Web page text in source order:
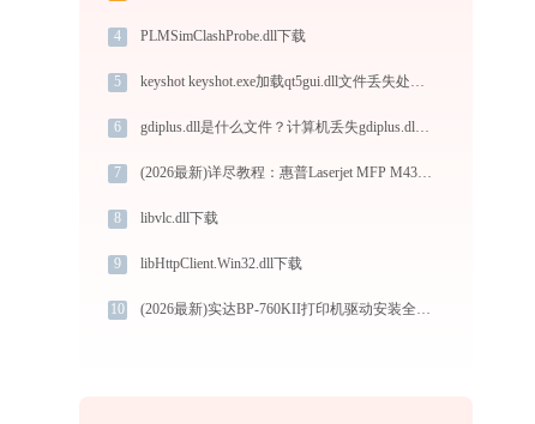
4 PLMSimClashProbe.dll下载
5 keyshot keyshot.exe加载qt5gui.dll文件丢失处理办法
6 gdiplus.dll是什么文件？计算机丢失gdiplus.dll的四种修复方法
7 (2026最新)详尽教程：惠普Laserjet MFP M433打印机驱动的正确下载与安装方式
8 libvlc.dll下载
9 libHttpClient.Win32.dll下载
10 (2026最新)实达BP-760KII打印机驱动安装全攻略：从下载到安装完全教程